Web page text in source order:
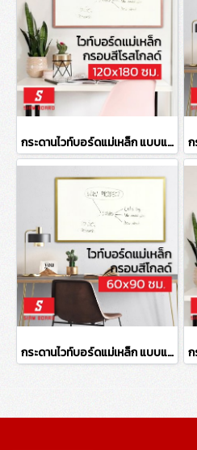
กระดานไวท์บอร์ดแม่เหล็ก แบบแขวน กรอบสีโรสโกลด์ ขนาด 120x180 ซม.
กระดานไวท์บอร์ดแม่เหล็ก แบบแขวน กรอบสีโกลด์ ขนาด 60x90 ซม.